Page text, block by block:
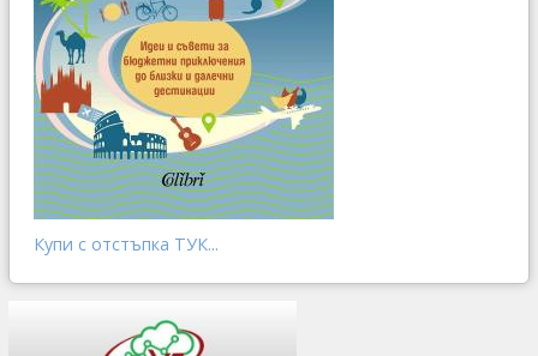
Купи с отстъпка ТУК...